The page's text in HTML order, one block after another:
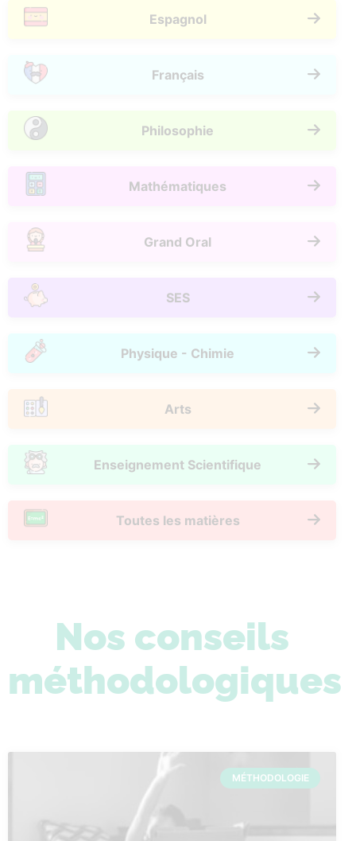
Espagnol
Français
Philosophie
Mathématiques
Grand Oral
SES
Physique - Chimie
Arts
Enseignement Scientifique
Toutes les matières
Nos conseils
méthodologiques
MÉTHODOLOGIE